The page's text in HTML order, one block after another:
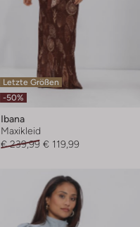
Letzte Größen
-50%
Ibana
Maxikleid
€ 239,99 € 119,99